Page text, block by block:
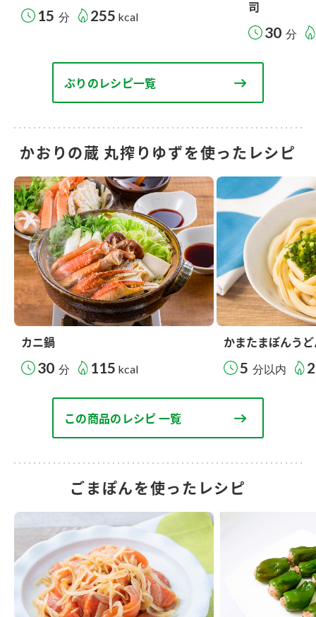
15 分 255 kcal
司
30 分
ぶりのレシピ一覧
かおりの蔵 丸搾りゆずを使ったレシピ
カニ鍋
30 分 115 kcal
かまたまぽんう
5 分以内
この商品のレシピ 一覧
ごまぽんを使ったレシピ